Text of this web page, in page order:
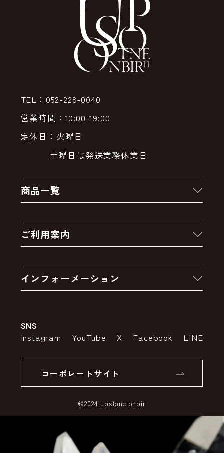
TEL：052-228-0040
営業時間：10:00-19:00
定休日：火曜日
土曜日は発送業務休業日
商品一覧
クーポン
卸販売・大量注文
アウトレットセール
ご利用案内
お支払いについて
インフォーメーション
特定商取引法の表示
SSLサーバー証明書とは
SNS
Instagram YouTube X Facebook LINE
コーポレートサイト
©2024 upstone onbir